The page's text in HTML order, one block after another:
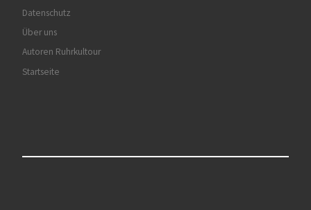
Datenschutz
Über uns
Autoren Ruhrkultour
Startseite